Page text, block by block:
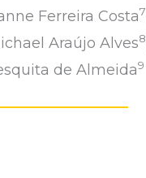
Ferreira Costa7
Araújo Alves8
de Almeida9